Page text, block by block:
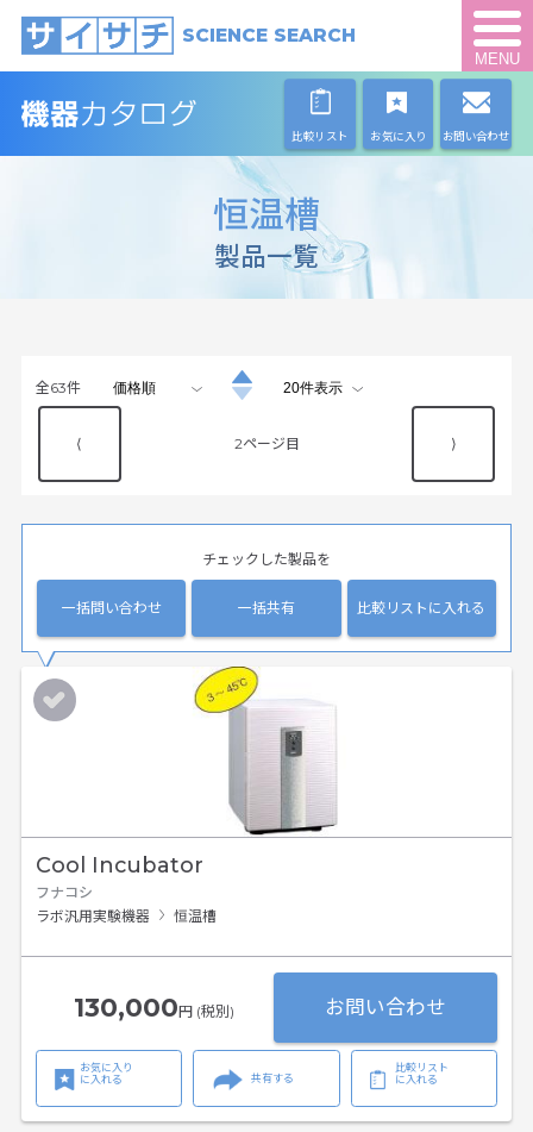
SCIENCE SEARCH
MENU
比較リスト お気に入り お問い合わせ
恒温槽
製品一覧
全63件
⟨ 2 ⟩
チェックした製品を
一括問い合わせ 一括共有 比較リストに入れる
Cool Incubator
フナコシ
ラボ汎用実験機器
恒温槽
130,000円 (税別) お問い合わせ
お気に入り
に入れる
共有する
比較リスト
に入れる